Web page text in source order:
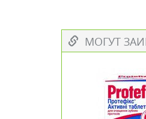
МОГУТ